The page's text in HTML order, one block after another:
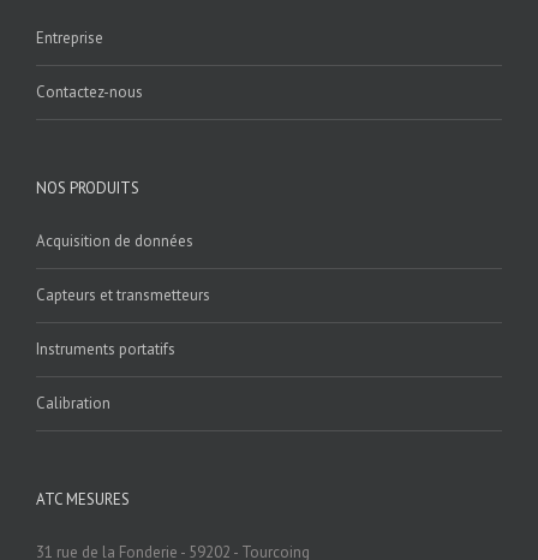
Entreprise
Contactez-nous
NOS PRODUITS
Acquisition de données
Capteurs et transmetteurs
Instruments portatifs
Calibration
ATC MESURES
31 rue de la Fonderie - 59202 - Tourcoing